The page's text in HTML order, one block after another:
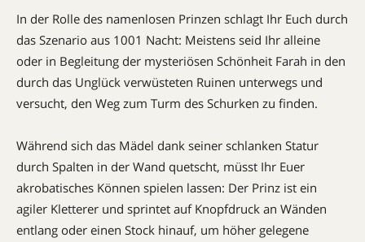
In der Rolle des namenlosen Prinzen schlagt Ihr Euch durch
das Szenario aus 1001 Nacht: Meistens seid Ihr ­alleine
oder in Begleitung der mysteriösen Schönheit Farah in den
durch das Unglück verwüsteten Ruinen unterwegs und
versucht, den Weg zum Turm des Schurken zu finden.
Während sich das Mädel dank seiner schlanken Statur
durch Spalten in der Wand quetscht, müsst Ihr Euer
akrobatisches Können spielen lassen: Der Prinz ist ein
agiler Kletterer und sprintet auf Knopfdruck an Wänden
entlang oder einen Stock hinauf, um höher gelegene